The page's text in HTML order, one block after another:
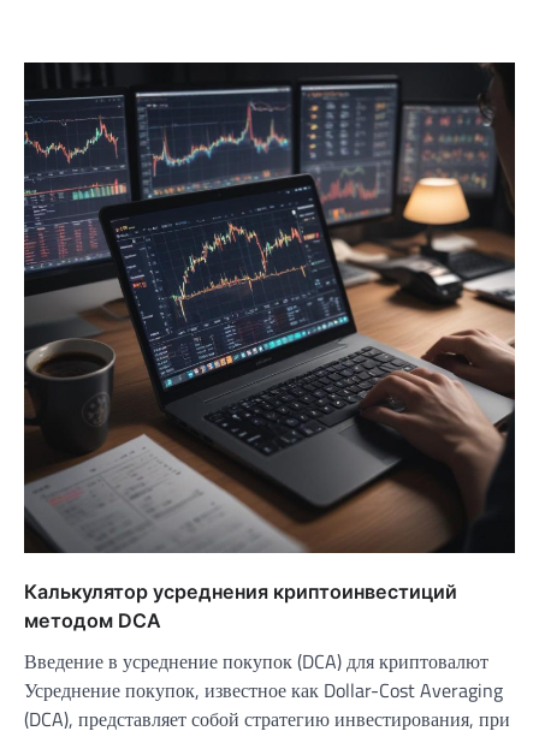
Калькулятор усреднения криптоинвестиций
методом DCA
Введение в усреднение покупок (DCA) для криптовалют
Усреднение покупок, известное как Dollar-Cost Averaging
(DCA), представляет собой стратегию инвестирования, при